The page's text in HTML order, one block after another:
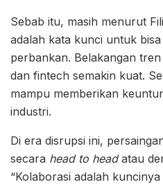
Sebab itu, masih menurut
adalah kata kunci untuk
perbankan. Belakangan
dan fintech semakin kuat.
mampu memberikan
industri.
Di era disrupsi ini,
secara head to headatau
“Kolaborasi adalah